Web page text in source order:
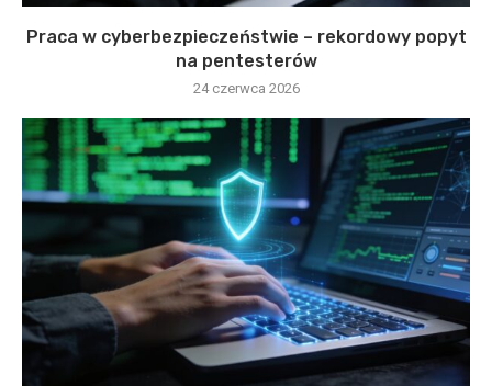
Praca w cyberbezpieczeństwie – rekordowy popyt
na pentesterów
24 czerwca 2026